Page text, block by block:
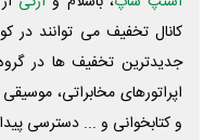
کانال تخفیف می توانند در
جدیدترین تخفیف ها در
اپراتورهای مخابراتی،
و کتابخوانی و ... دسترسی